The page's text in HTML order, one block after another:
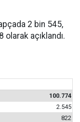
2 bin 545,
açıklandı.
100.774
2.545
822